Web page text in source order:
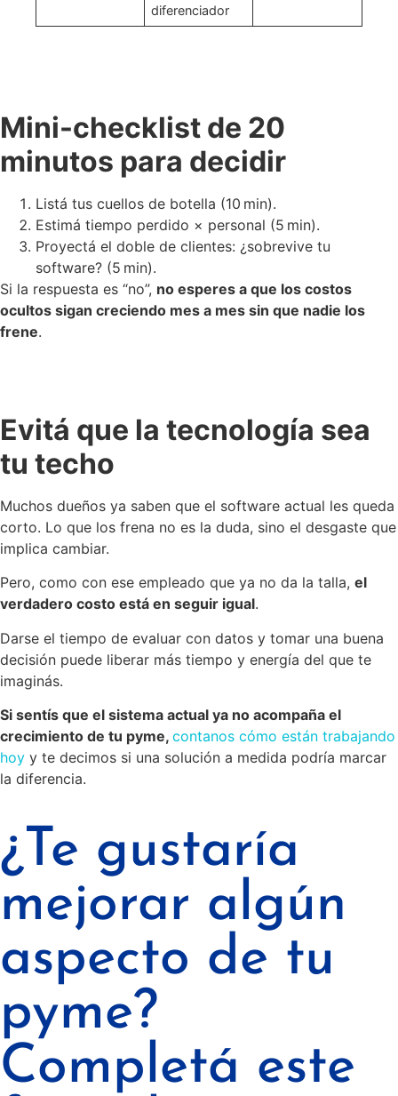
diferenciador
Mini-checklist de 20
minutos para decidir
Listá tus cuellos de botella (10 min).
Estimá tiempo perdido × personal (5 min).
Proyectá el doble de clientes: ¿sobrevive tu
software? (5 min).
Si la respuesta es “no”, no esperes a que los costos
ocultos sigan creciendo mes a mes sin que nadie los
frene.
Evitá que la tecnología sea
tu techo
Muchos dueños ya saben que el software actual les queda
corto. Lo que los frena no es la duda, sino el desgaste que
implica cambiar.
Pero, como con ese empleado que ya no da la talla, el
verdadero costo está en seguir igual.
Darse el tiempo de evaluar con datos y tomar una buena
decisión puede liberar más tiempo y energía del que te
imaginás.
Si sentís que el sistema actual ya no acompaña el
crecimiento de tu pyme, contanos cómo están trabajando
hoy y te decimos si una solución a medida podría marcar
la diferencia.
¿Te gustaría
mejorar algún
aspecto de tu
pyme?
Completá este